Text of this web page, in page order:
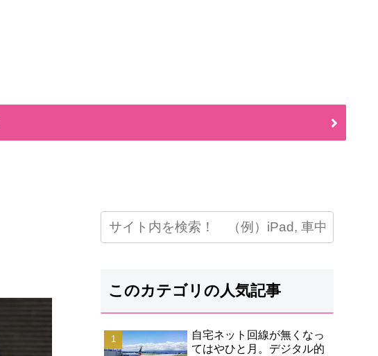
このカテゴリの人気記事
自宅ネット回線が無くなっ
てはやひと月。デジタル的